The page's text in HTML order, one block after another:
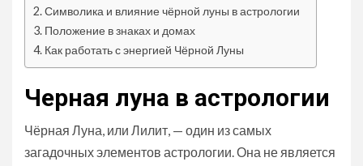
Символика и влияние чёрной луны в астрологии
Положение в знаках и домах
Как работать с энергией Чёрной Луны
Черная луна в астрологии
Чёрная Луна, или Лилит, — один из самых
загадочных элементов астрологии. Она не является